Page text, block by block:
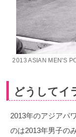
2013 ASIAN MEN'S
どうしてイ
2013年のアジアパ
のは2013年男子の